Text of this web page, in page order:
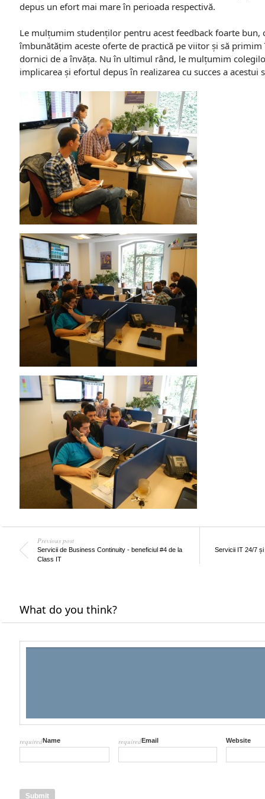
depus un efort mai mare în perioada respectivă.
Le mulțumim studenților pentru acest feedback foarte bun,
îmbunătățim aceste oferte de practică pe viitor și să
dornici de a învăța. Nu în ultimul rând, le mulțumim
implicarea și efortul depus în realizarea cu succes a acestui
Previous post
Servicii de Business Continuity - beneficiul #4 de la
Class IT
Servicii IT 24/7
What do you think?
Name
required Email
required Website